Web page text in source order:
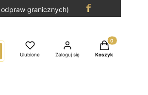
granicznych)
Ulubione Zaloguj się
Produkty w
Koszyk